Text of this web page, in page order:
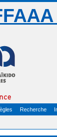
Recherche